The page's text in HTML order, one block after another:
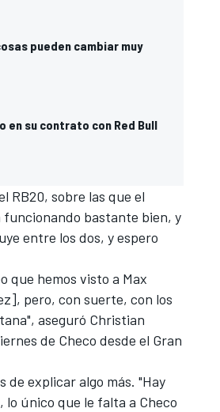
pueden cambiar muy
en su contrato con Red Bull
RB20, sobre las que el
funcionando bastante bien, y
entre los dos, y espero
que hemos visto a Max
pero, con suerte, con los
aseguró Christian
de Checo desde el Gran
de explicar algo más. "Hay
único que le falta a Checo